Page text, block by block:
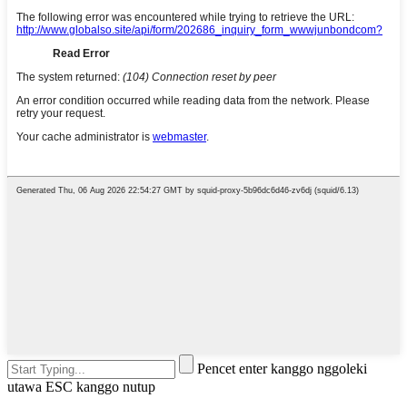
Pencet enter kanggo nggoleki
utawa ESC kanggo nutup